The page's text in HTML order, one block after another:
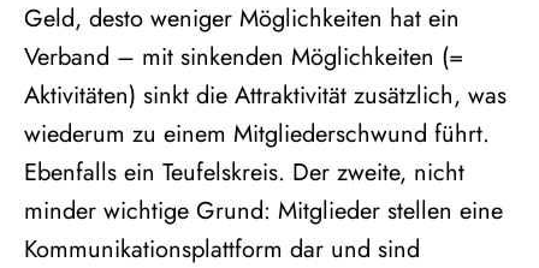
Geld, desto weniger Möglichkeiten hat ein
Verband – mit sinkenden Möglichkeiten (=
Aktivitäten) sinkt die Attraktivität zusätzlich, was
wiederum zu einem Mitgliederschwund führt.
Ebenfalls ein Teufelskreis. Der zweite, nicht
minder wichtige Grund: Mitglieder stellen eine
Kommunikationsplattform dar und sind